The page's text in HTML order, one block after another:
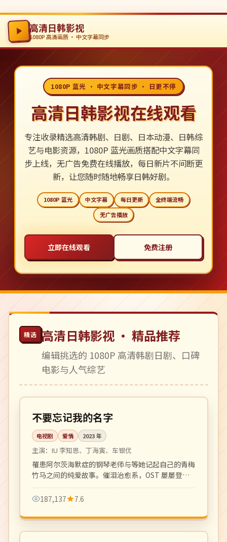
高清日韩影视
1080P 高清画质 · 中文字幕同步
1080P 蓝光 · 中文字幕同步 · 日更不停
高清日韩影视在线观看
专注收录精选高清韩剧、日剧、日本动漫、日韩综
艺与电影资源，1080P 蓝光画质搭配中文字幕同
步上线，无广告免费在线播放，每日新片不间断更
新，让您随时随地畅享日韩好剧。
1080P 蓝光 中文字幕 每日更新
全终端流畅
无广告播放
立即在线观看 免费注册
精选 高清日韩影视 · 精品推荐
编辑挑选的 1080P 高清韩剧日剧、口碑
电影与人气综艺
韩国
高分
不要忘记我的名字
电视剧 爱情 2023年
主演： IU 李知恩、丁海寅、车银优
罹患阿尔茨海默症的钢琴老师与等她记起自己的青梅
竹马之间的纯爱故事。催泪治愈系，OST 屡屡登顶
Melon 榜首。
187,137
7.6
完结 全 16 集